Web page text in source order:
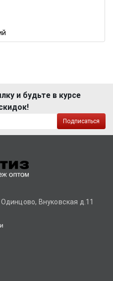
и будьте в курсе
Подписаться
Внуковская д.11